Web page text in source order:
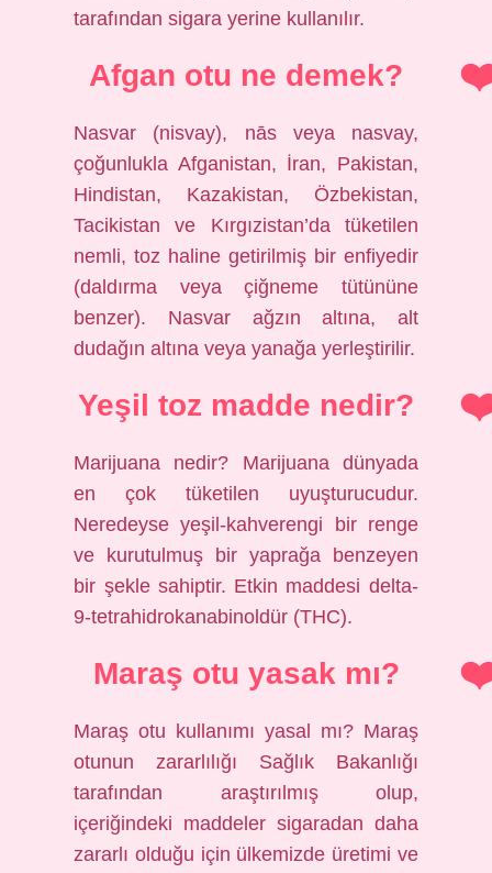
tarafından sigara yerine kullanılır.
Afgan otu ne demek?
Nasvar (nisvay), nās veya nasvay,
çoğunlukla Afganistan, İran, Pakistan,
Hindistan, Kazakistan, Özbekistan,
Tacikistan ve Kırgızistan’da tüketilen
nemli, toz haline getirilmiş bir enfiyedir
(daldırma veya çiğneme tütününe
benzer). Nasvar ağzın altına, alt
dudağın altına veya yanağa yerleştirilir.
Yeşil toz madde nedir?
Marijuana nedir? Marijuana dünyada
en çok tüketilen uyuşturucudur.
Neredeyse yeşil-kahverengi bir renge
ve kurutulmuş bir yaprağa benzeyen
bir şekle sahiptir. Etkin maddesi delta-
9-tetrahidrokanabinoldür (THC).
Maraş otu yasak mı?
Maraş otu kullanımı yasal mı? Maraş
otunun zararlılığı Sağlık Bakanlığı
tarafından araştırılmış olup,
içeriğindeki maddeler sigaradan daha
zararlı olduğu için ülkemizde üretimi ve